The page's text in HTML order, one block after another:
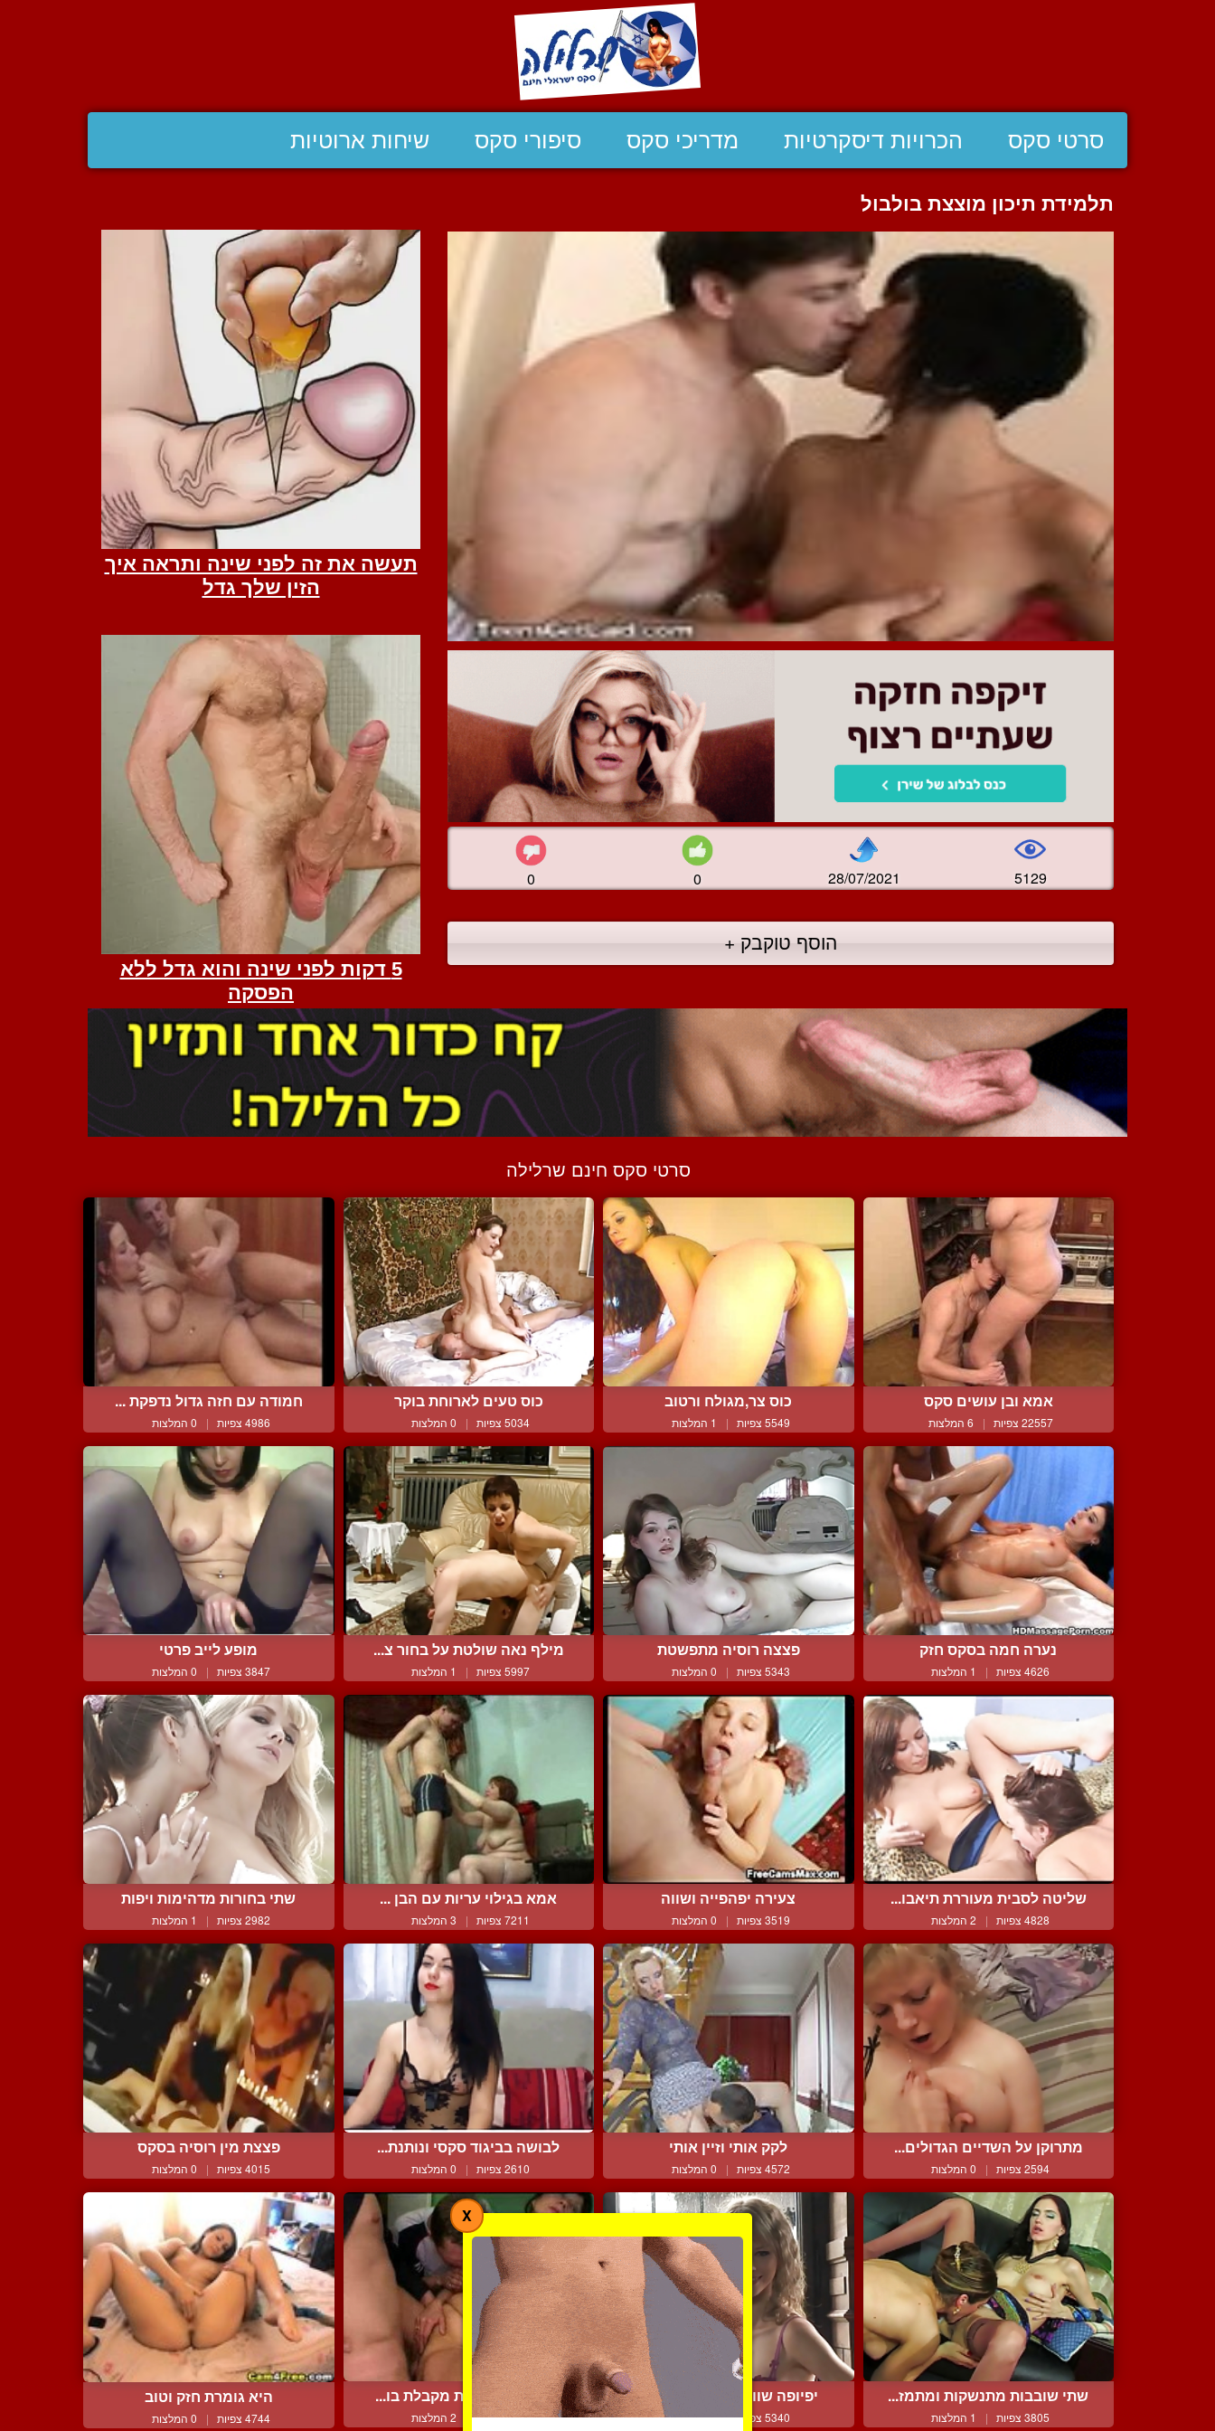
סרטי סקס הכרויות דיסקרטיות מדריכי סקס סיפורי סקס שיחות ארוטיות
תלמידת תיכון מוצצת בולבול
0 0 28/07/2021 5129
הוסף טוקבק +
סרטי סקס חינם שרלילה
אמא ובן עושים סקס
22557 צפיות | 6 המלצות
כוס צר,מגולח ורטוב
5549 צפיות | 1 המלצות
כוס טעים לארוחת בוקר
5034 צפיות | 0 המלצות
חמודה עם חזה גדול נדפקת ...
4986 צפיות | 0 המלצות
נערה חמה בסקס חזק
4626 צפיות | 1 המלצות
פצצה רוסיה מתפשטת
5343 צפיות | 0 המלצות
מילף נאה שולטת על בחור צ...
5997 צפיות | 1 המלצות
מופע לייב פרטי
3847 צפיות | 0 המלצות
שליטה לסבית מעוררת תיאבו...
4828 צפיות | 2 המלצות
צעירה יפהפייה ושווה
3519 צפיות | 0 המלצות
אמא בגילוי עריות עם הבן ...
7211 צפיות | 3 המלצות
שתי בחורות מדהימות ויפות
2982 צפיות | 1 המלצות
מתרוקן על השדיים הגדולים...
2594 צפיות | 0 המלצות
לקק אותי וזיין אותי
4572 צפיות | 0 המלצות
לבושה בביגוד סקסי ונותנת...
2610 צפיות | 0 המלצות
פצצת מין רוסיה בסקס
4015 צפיות | 0 המלצות
שתי שובבות מתנשקות ומתמז...
3805 צפיות | 1 המלצות
יפיופה שווה מקבלת זין מא...
5340 צפיות | 3 המלצות
רוסיה נימפומנית מקבלת בו...
4370 צפיות | 2 המלצות
היא גומרת חזק וטוב
4744 צפיות | 0 המלצות
X